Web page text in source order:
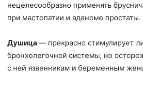
нецелесообразно применять
при мастопатии и аденоме простаты.
Душица — прекрасно стимулирует
бронхолегочной системы, но
с ней язвенникам и беременным